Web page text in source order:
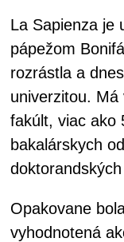
La Sapienza je
pápežom
rozrástla a
univerzitou.
fakúlt, viac ako
bakalárskych
Opakovane
vyhodnotená